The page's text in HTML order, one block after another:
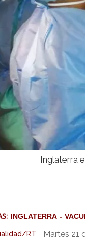
Inglaterra
INGLATERRA
RT - Martes 21